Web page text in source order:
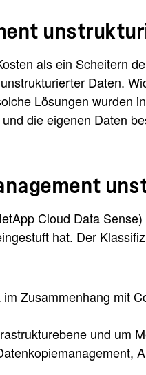
als ein Scheitern
Daten.
Lösungen wurden
die eigenen Daten
Cloud Data Sense)
hat. Der
Zusammenhang mit
und um